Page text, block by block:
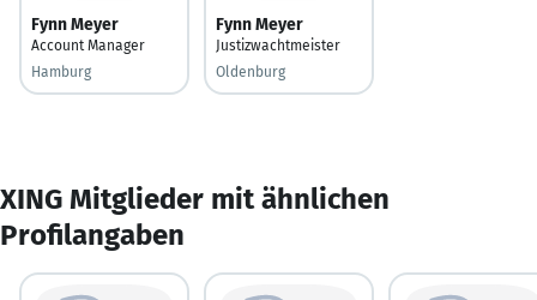
Fynn Meyer
Account Manager
Hamburg
Fynn Meyer
Justizwachtmeister
Oldenburg
XING Mitglieder mit ähnlichen
Profilangaben